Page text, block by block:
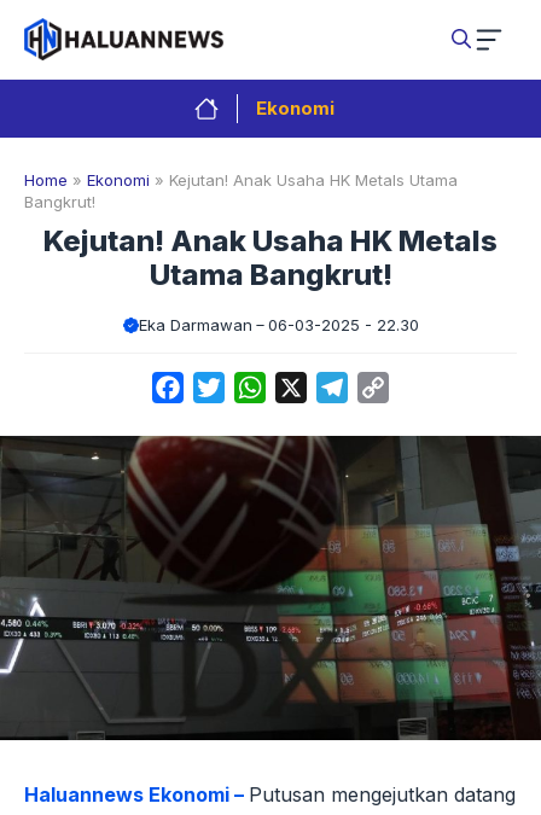
Langsung
isi
Ekonomi
Home » Ekonomi » Kejutan! Anak Usaha HK Metals Utama
Bangkrut!
Kejutan! Anak Usaha HK Metals
Utama Bangkrut!
Eka Darmawan 06-03-2025 - 22.30
FacebookTwitterWhatsApp Telegram
Haluannews Ekonomi – Putusan mengejutkan datang